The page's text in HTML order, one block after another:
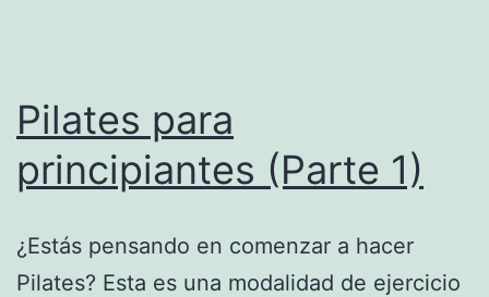
Pilates para
principiantes (Parte 1)
¿Estás pensando en comenzar a hacer
Pilates? Esta es una modalidad de ejercicio